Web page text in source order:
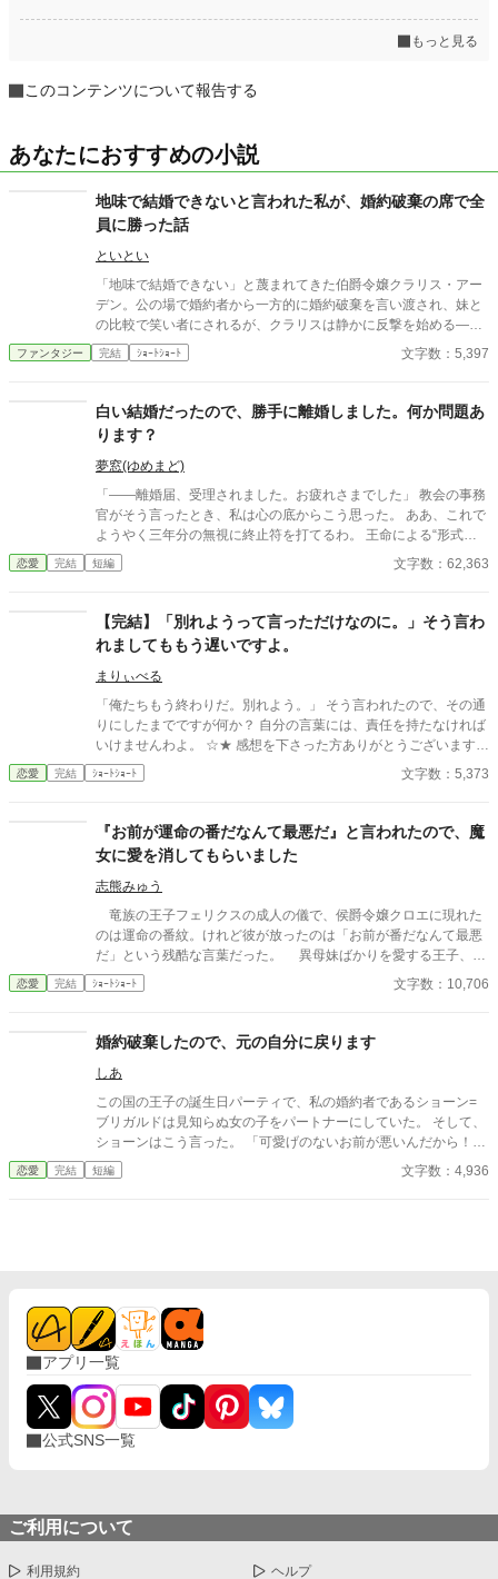
もっと見る
このコンテンツについて報告する
あなたにおすすめの小説
地味で結婚できないと言われた私が、婚約破棄の席で全
員に勝った話
といとい
「地味で結婚できない」と蔑まれてきた伯爵令嬢クラリス・アー
デン。公の場で婚約者から一方的に婚約破棄を言い渡され、妹と
の比較で笑い者にされるが、クラリスは静かに反撃を始める―
―。周到に集めた証拠と知略を武器に、貴族社会の表と裏を暴
き、見下してきた者たちを鮮やかに逆転。冷静さと気品で場を支
ファンタジー 完結 ｼｮｰﾄｼｮｰﾄ 文字数：5,397
白い結婚だったので、勝手に離婚しました。何か問題あ
ります？
夢窓(ゆめまど)
「――離婚届、受理されました。お疲れさまでした」 教会の事務
官がそう言ったとき、私は心の底からこう思った。 ああ、これで
ようやく三年分の無視に終止符を打てるわ。 王命による“形式結
婚”。 夫の顔も知らず、手紙もなし、戦地から帰ってきたという
噂すらない。 だから、はい、離婚。勝手に。 白い結婚だったの
恋愛 完結 短編 文字数：62,363
【完結】「別れようって言っただけなのに。」そう言わ
れましてももう遅いですよ。
まりぃべる
「俺たちもう終わりだ。別れよう。」 そう言われたので、その通
りにしたまでですが何か？ 自分の言葉には、責任を持たなければ
いけませんわよ。 ☆★ 感想を下さった方ありがとうございますm
(__)m とても、嬉しいです。
恋愛 完結 ｼｮｰﾄｼｮｰﾄ 文字数：5,373
『お前が運命の番だなんて最悪だ』と言われたので、魔
女に愛を消してもらいました
志熊みゅう
竜族の王子フェリクスの成人の儀で、侯爵令嬢クロエに現れた
のは運命の番紋。けれど彼が放ったのは「お前が番だなんて最悪
だ」という残酷な言葉だった。 異母妹ばかりを愛する王子、家
族に疎まれる日々に耐えきれなくなったクロエは、半地下に住む
魔女へ願う。「この愛を消してください」と。 恋も嫉妬も失
から使者が現れる。異母妹の魅了が暴かれ、王子は今さら真実の
愛を誓うが、クロエの心にはもう何も響かない。愛されなかった
令嬢と、愛を取り戻したい竜王子。番たちの行く末は――。
恋愛 完結 ｼｮｰﾄｼｮｰﾄ 文字数：10,706
婚約破棄したので、元の自分に戻ります
しあ
この国の王子の誕生日パーティで、私の婚約者であるショーン=
ブリガルドは見知らぬ女の子をパートナーにしていた。 そして、
ショーンはこう言った。 「可愛げのないお前が悪いんだから！お
前みたいな地味で不細工なやつと結婚なんて悪夢だ！今すぐ婚約
を破棄してくれ！」 王子の誕生日パーティで何してるんだ…。と
恋愛 完結 短編 文字数：4,936
アプリ一覧
公式SNS一覧
ご利用について
利用規約 ヘルプ